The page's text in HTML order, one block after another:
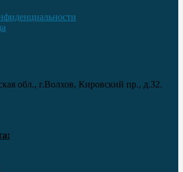
обл., г.Волхов, Кировский пр., д.32.